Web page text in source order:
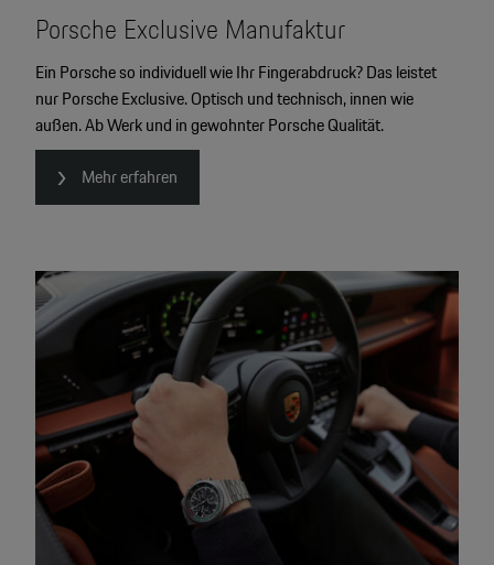
Porsche Exclusive Manufaktur
Ein Porsche so individuell wie Ihr Fingerabdruck? Das leistet
nur Porsche Exclusive. Optisch und technisch, innen wie
außen. Ab Werk und in gewohnter Porsche Qualität.
Mehr erfahren